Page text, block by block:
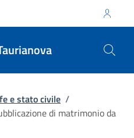
e stato civile /
di matrimonio da